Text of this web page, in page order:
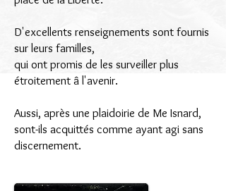
D'excellents renseignements sont fournis
sur leurs familles,
qui ont promis de les surveiller plus
étroitement â l'avenir.
Aussi, après une plaidoirie de Me Isnard,
sont-ils acquittés comme ayant agi sans
discernement.